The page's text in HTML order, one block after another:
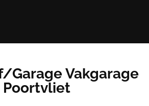
Garage Vakgarage
Poortvliet